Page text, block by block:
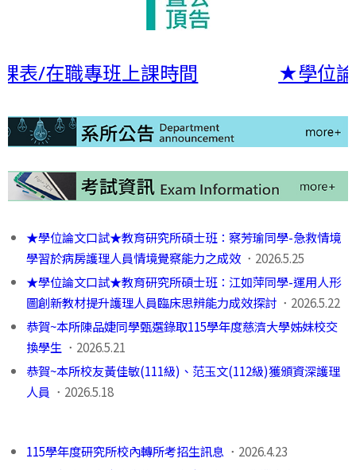
/在職專班上課時間 ★學位論
★學位論文口試★教育研究所碩士班：察芳瑜同學-急救情境
學習於病房護理人員情境覺察能力之成效 ．2026.5.25
★學位論文口試★教育研究所碩士班：江如萍同學-運用人形
圖創新教材提升護理人員臨床思辨能力成效探討 ．2026.5.22
恭賀~本所陳品婕同學甄選錄取115學年度慈濟大學姊妹校交
換學生 ．2026.5.21
恭賀~本所校友黃佳敏(111級)、范玉文(112級)獲頒資深護理
人員 ．2026.5.18
115學年度研究所校內轉所考招生訊息 ．2026.4.23